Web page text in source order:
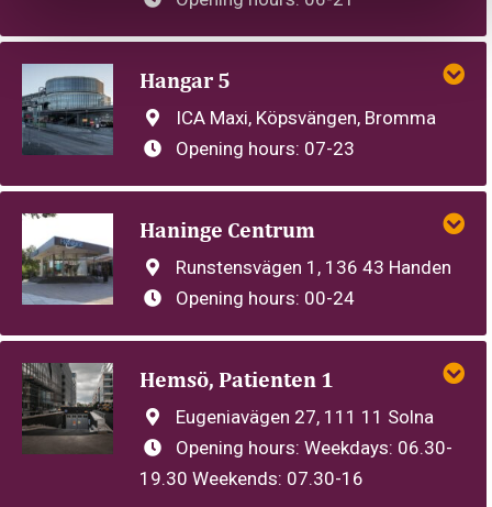
Hangar 5
ICA Maxi, Köpsvängen, Bromma
Opening hours: 07-23
Haninge Centrum
Runstensvägen 1, 136 43 Handen
Opening hours: 00-24
Hemsö, Patienten 1
Eugeniavägen 27, 111 11 Solna
Opening hours: Weekdays: 06.30-
19.30 Weekends: 07.30-16